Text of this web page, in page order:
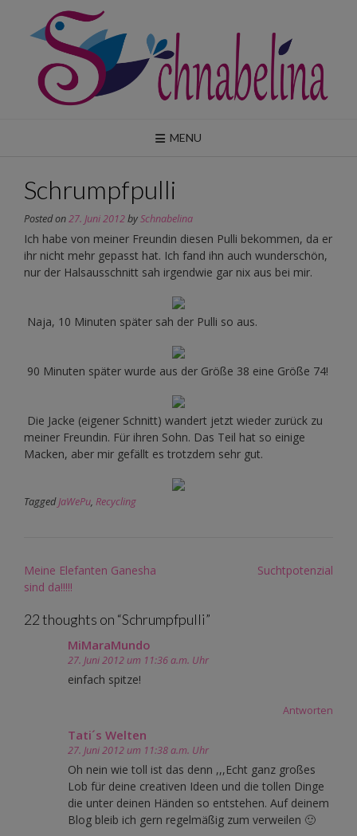
content
MENU
Schrumpfpulli
Posted on27. Juni 2012bySchnabelina
Ich habe von meiner Freundin diesen Pulli bekommen, da er
ihr nicht mehr gepasst hat. Ich fand ihn auch wunderschön,
nur der Halsausschnitt sah irgendwie gar nix aus bei mir.
Naja, 10 Minuten später sah der Pulli so aus.
90 Minuten später wurde aus der Größe 38 eine Größe 74!
Die Jacke (eigener Schnitt) wandert jetzt wieder zurück zu
meiner Freundin. Für ihren Sohn. Das Teil hat so einige
Macken, aber mir gefällt es trotzdem sehr gut.
TaggedJaWePu, Recycling
Post
navigation
Meine Elefanten Ganesha
sind da!!!!!
Suchtpotenzial
22 thoughts on “Schrumpfpulli”
MiMaraMundo
27. Juni 2012 um 11:36 a.m. Uhr
einfach spitze!
Antworten
Tati´s Welten
27. Juni 2012 um 11:38 a.m. Uhr
Oh nein wie toll ist das denn ,,,Echt ganz großes
Lob für deine creativen Ideen und die tollen Dinge
die unter deinen Händen so entstehen. Auf deinem
Blog bleib ich gern regelmäßig zum verweilen 🙂